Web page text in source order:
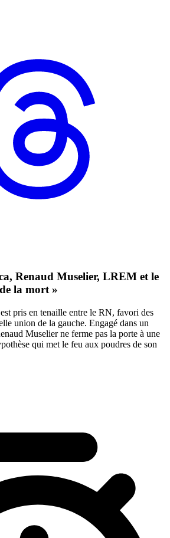
Renaud Muselier, LREM et le
la mort »
pris en tenaille entre le RN, favori des
union de la gauche. Engagé dans un
Muselier ne ferme pas la porte à une
qui met le feu aux poudres de son